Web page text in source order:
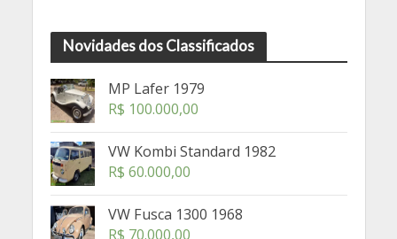
Novidades dos Classificados
MP Lafer 1979
R$ 100.000,00
VW Kombi Standard 1982
R$ 60.000,00
VW Fusca 1300 1968
R$ 70.000,00